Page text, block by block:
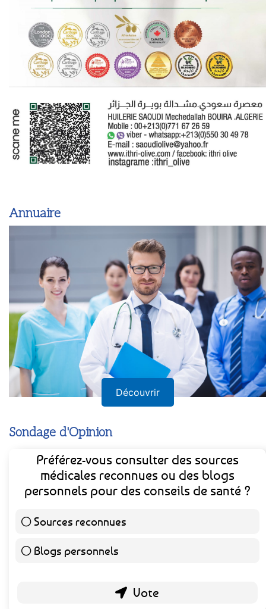
Annuaire
Découvrir
Sondage d'Opinion
Préférez-vous consulter des sources
médicales reconnues ou des blogs
personnels pour des conseils de santé ?
Sources reconnues
Blogs personnels